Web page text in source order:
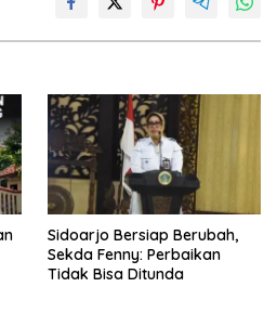
Sidoarjo Bersiap Berubah,
Sekda Fenny: Perbaikan
Tidak Bisa Ditunda